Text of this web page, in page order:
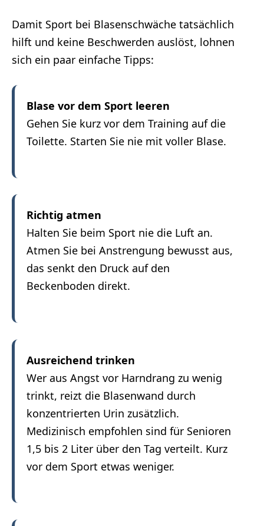
Damit Sport bei Blasenschwäche tatsächlich
hilft und keine Beschwerden auslöst, lohnen
sich ein paar einfache Tipps:
Blase vor dem Sport leeren
Gehen Sie kurz vor dem Training auf die
Toilette. Starten Sie nie mit voller Blase.
Richtig atmen
Halten Sie beim Sport nie die Luft an.
Atmen Sie bei Anstrengung bewusst aus,
das senkt den Druck auf den
Beckenboden direkt.
Ausreichend trinken
Wer aus Angst vor Harndrang zu wenig
trinkt, reizt die Blasenwand durch
konzentrierten Urin zusätzlich.
Medizinisch empfohlen sind für Senioren
1,5 bis 2 Liter über den Tag verteilt. Kurz
vor dem Sport etwas weniger.